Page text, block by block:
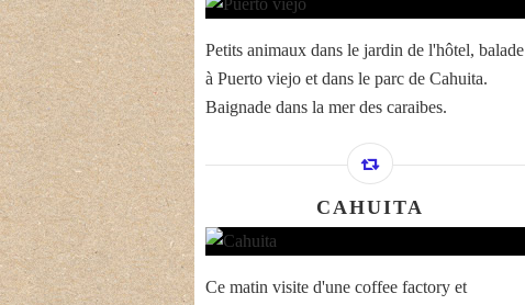
Petits animaux dans le jardin de l'hôtel, balade
à Puerto viejo et dans le parc de Cahuita.
Baignade dans la mer des caraibes.
CAHUITA
Ce matin visite d'une coffee factory et